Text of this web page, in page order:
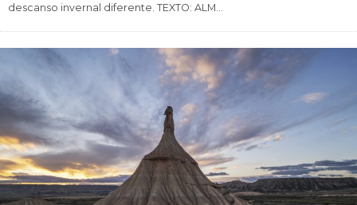
descanso invernal diferente. TEXTO: ALM